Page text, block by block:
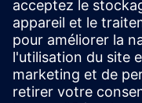
Achieve up to 21%
with the MVL702, a
offering unmatched
pumps and chillers.